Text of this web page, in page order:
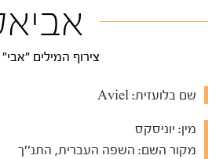
צירוף המילים
שם בלועזית:
מין: יוניסקס
מקור השם: השפה העברית, התנ''ך